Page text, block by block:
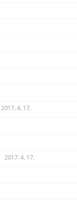
2017. 4. 17.
2017. 4. 17.